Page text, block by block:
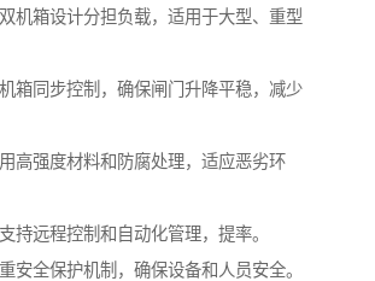
机箱设计分担负载，适用于大型、重型
箱同步控制，确保闸门升降平稳，减少
高强度材料和防腐处理，适应恶劣环
持远程控制和自动化管理，提率。
安全保护机制，确保设备和人员安全。